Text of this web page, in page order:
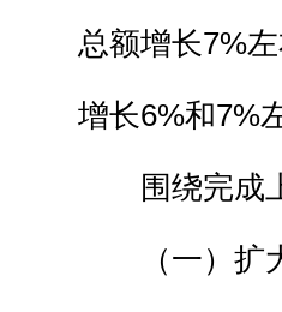
总额增长7%
增长6%和7%
围绕完成
（一）